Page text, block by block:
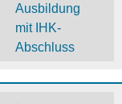
Ausbildung
mit IHK-
Abschluss